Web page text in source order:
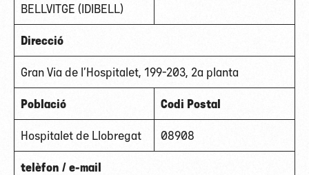
BELLVITGE (IDIBELL)
Direcció
Gran Via de l’Hospitalet, 199-203, 2a planta
Població Codi Postal
Hospitalet de Llobregat 08908
telèfon / e-mail